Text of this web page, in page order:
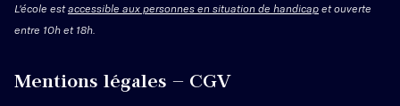
L'école estaccessible aux personnes en situation de handicap et ouverte
entre 10h et 18h.
Mentions légales – CGV